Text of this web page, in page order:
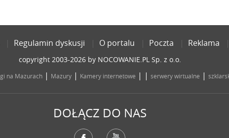
Regulamin dyskusji O portalu Poczta Reklama
copyright 2003-2026 by NOCOWANIE.PL Sp. z o.o.
na Mazurach | Mazury | Kamery internetowe | | serwery wirtualne |
DOŁĄCZ DO NAS